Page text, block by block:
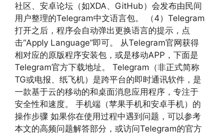
社区、安卓论坛（如XDA、GitHub）会发布由民间
用户整理的Telegram中文语言包。 （4）Telegram
打开之后，程序会自动弹出更换语言的提示，点
击“Apply Language”即可。 从Telegram官网获得
相对应的原版程序安装包，或是移动APP，下面是
Telegram官方下载地址。 Telegram（非正式简称
TG或电报、纸飞机）是跨平台的即时通讯软件，是
一款基于云的移动的和桌面消息应用程序，专注于
安全性和速度。 手机端（苹果手机和安卓手机）的
操作步骤 如果你在使用过程中遇到问题，可以参考
本文的高频问题解答部分，或访问Telegram的官方